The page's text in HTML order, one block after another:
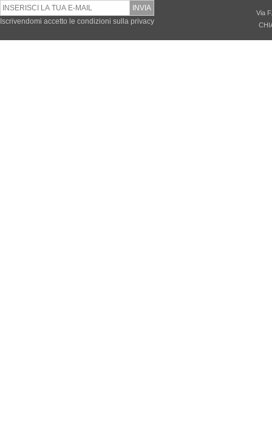
Iscrivendomi accetto le condizioni sulla privacy
Via